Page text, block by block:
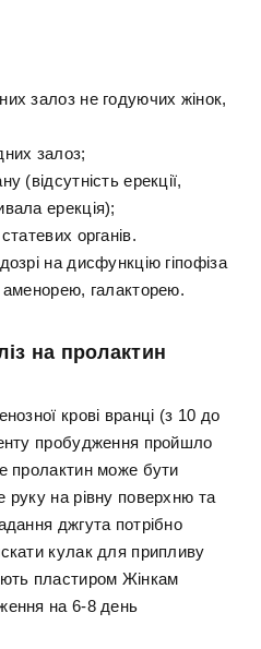
залоз не годуючих жінок,
залоз;
(відсутність ерекції,
ерекція);
органів.
на дисфункцію гіпофіза
аменорею, галакторею.
на пролактин
крові вранці (з 10 до
пробудження пройшло
пролактин може бути
руку на рівну поверхню та
джгута потрібно
кулак для припливу
пластиром Жінкам
на 6-8 день